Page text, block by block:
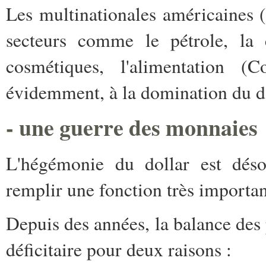
Les multinationales américaines
secteurs comme le pétrole, la
cosmétiques, l'alimentation
évidemment, à la domination du
- une guerre des monnaies
L'hégémonie du dollar est
remplir une fonction très
Depuis des années, la balance
déficitaire pour deux raisons :